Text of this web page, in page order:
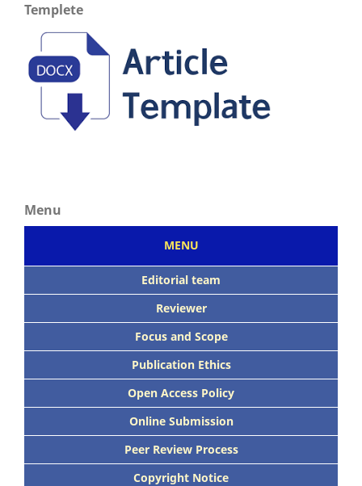
Templete
Menu
MENU
Editorial team
Reviewer
Focus and Scope
Publication Ethics
Open Access Policy
Online Submission
Peer Review Process
Copyright Notice